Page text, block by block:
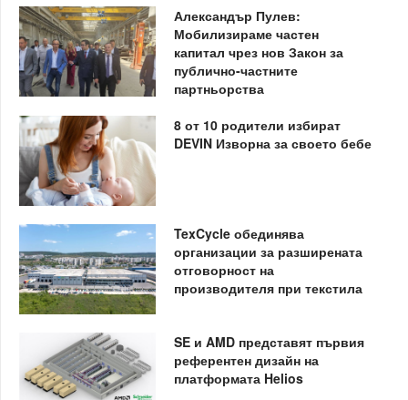
Александър Пулев:
Мобилизираме частен
капитал чрез нов Закон за
публично-частните
партньорства
8 от 10 родители избират
DEVIN Изворна за своето бебе
TexCycle обединява
организации за разширената
отговорност на
производителя при текстила
SE и AMD представят първия
референтен дизайн на
платформата Helios